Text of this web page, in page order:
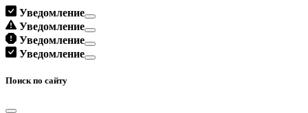
Уведомление
Уведомление
Уведомление
Уведомление
Поиск по сайту